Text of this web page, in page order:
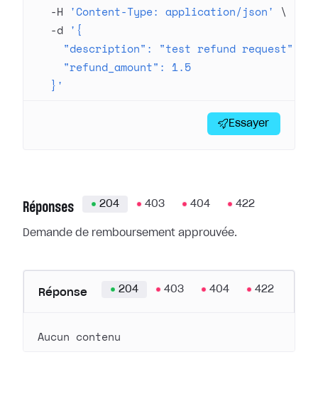
  -H
'Content-Type: application/json'
\
  -d
'{
    "description": "test refund request",
    "refund_amount": 1.5
  }'
Essayer
Réponses 204 403 404 422
Demande de remboursement approuvée.
Réponse 204 403 404 422
Aucun contenu